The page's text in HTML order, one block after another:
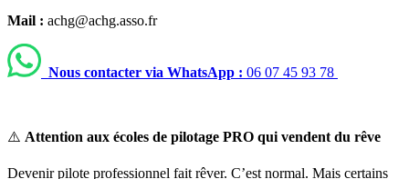
Mail : achg@achg.asso.fr
Nous contacter via WhatsApp : 06 07 45 93 78
⚠ Attention aux écoles de pilotage PRO qui vendent du rêve
Devenir pilote professionnel fait rêver. C’est normal. Mais certains